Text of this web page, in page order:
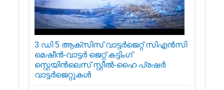
3 ഡി 5 ആക്സിസ് വാട്ടർജെറ്റ് സിഎൻസി
മെഷീൻ-വാട്ടർ ജെറ്റ് കട്ടിംഗ്
സ്റ്റെയിൻലെസ് സ്റ്റീൽ-ഹൈ പ്രഷർ
വാട്ടർജെറ്റുകൾ